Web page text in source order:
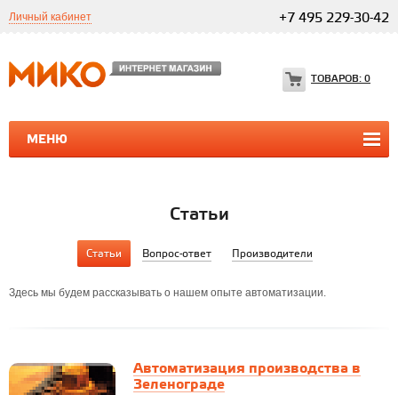
Личный кабинет +7 495 229-30-42
МЕНЮ
ТОВАРОВ: 0
ПРОГРАММЫ 1С 1С
Статьи
Статьи Вопрос-ответ Производители
Здесь мы будем рассказывать о нашем опыте автоматизации.
Автоматизация производства в
Зеленограде